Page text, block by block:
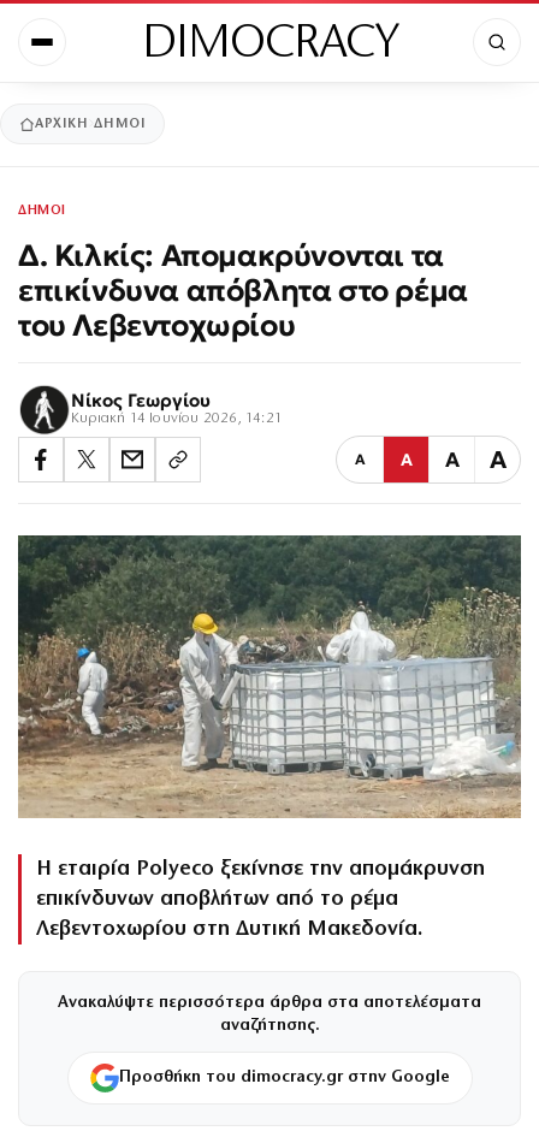
DIMOCRACY
ΑΡΧΙΚΉ ΔΗΜΟΙ
ΔΗΜΟΙ
Δ. Κιλκίς: Απομακρύνονται τα
επικίνδυνα απόβλητα στο ρέμα
του Λεβεντοχωρίου
Νίκος Γεωργίου
Κυριακή 14 Ιουνίου 2026, 14:21
Α Α Α Α
Η εταιρία Polyeco ξεκίνησε την απομάκρυνση
επικίνδυνων αποβλήτων από το ρέμα
Λεβεντοχωρίου στη Δυτική Μακεδονία.
Ανακαλύψτε περισσότερα άρθρα στα αποτελέσματα
αναζήτησης.
Προσθήκη του dimocracy.gr στην Google